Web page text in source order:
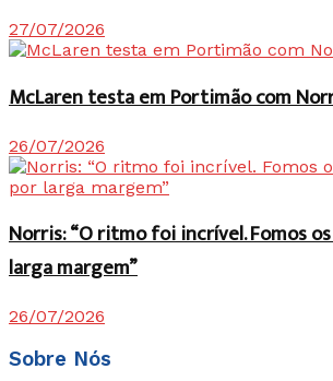
27/07/2026
McLaren testa em Portimão com
26/07/2026
Norris: “O ritmo foi incrível. Fomos
larga margem”
26/07/2026
Sobre Nós